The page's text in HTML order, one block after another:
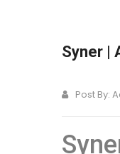
Syner |
Post By: